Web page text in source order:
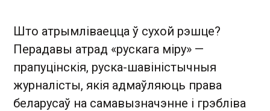
Што атрымліваецца ў сухой рэшце?
Перадавы атрад «рускага міру» —
прапуцінскія, руска-шавіністычныя
журналісты, якія адмаўляюць права
беларусаў на самавызначэнне і грэбліва